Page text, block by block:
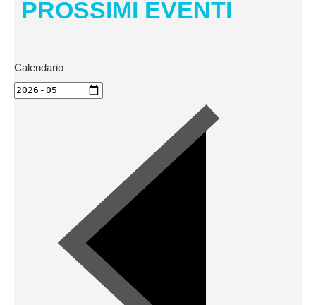
PROSSIMI EVENTI
Calendario